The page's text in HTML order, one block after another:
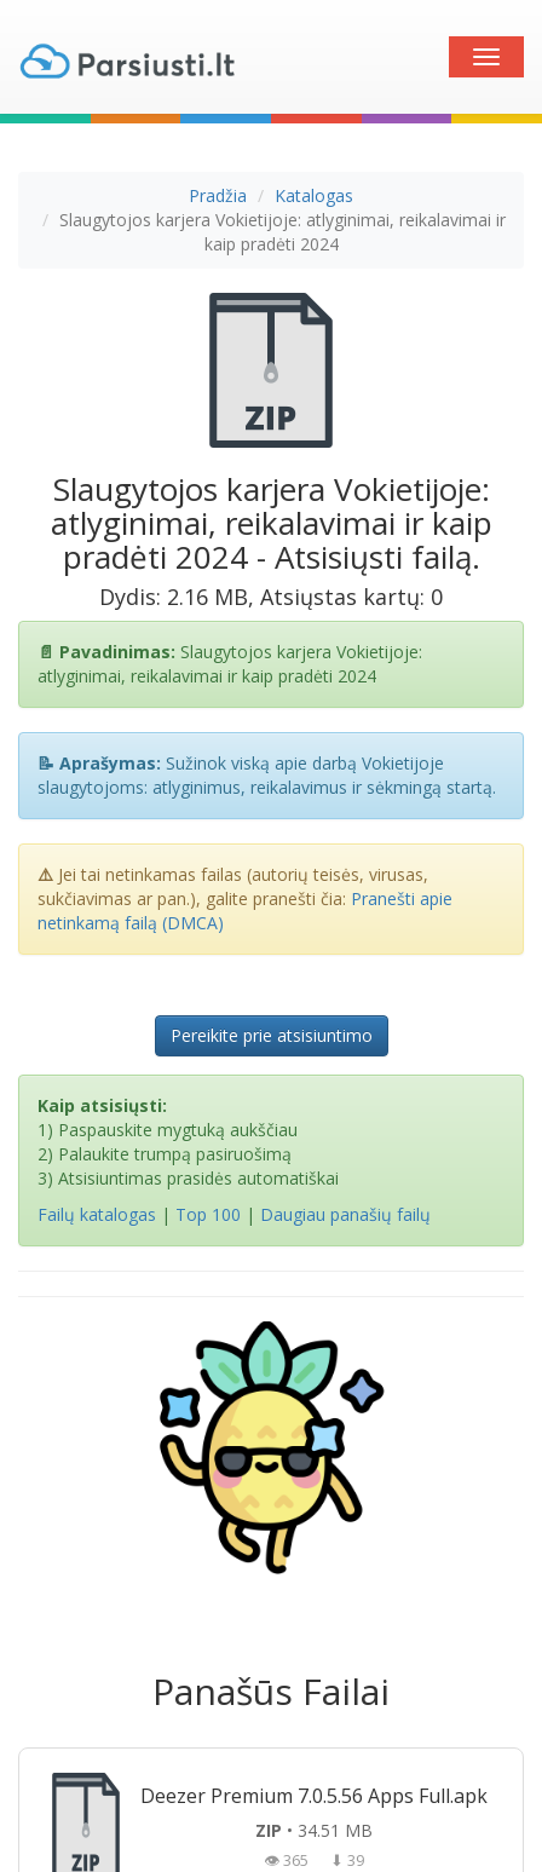
Toggle
Pradžia
Katalogas
Slaugytojos karjera Vokietijoje: atlyginimai, reikalavimai ir
kaip pradėti 2024
Slaugytojos karjera Vokietijoje:
atlyginimai, reikalavimai ir kaip
pradėti 2024 - Atsisiųsti failą.
Dydis: 2.16 MB, Atsiųstas kartų: 0
📄 Pavadinimas: Slaugytojos karjera Vokietijoje:
atlyginimai, reikalavimai ir kaip pradėti 2024
📝 Aprašymas: Sužinok viską apie darbą Vokietijoje
slaugytojoms: atlyginimus, reikalavimus ir sėkmingą startą.
⚠️ Jei tai netinkamas failas (autorių teisės, virusas,
sukčiavimas ar pan.), galite pranešti čia: Pranešti apie
netinkamą failą (DMCA)
Pereikite prie atsisiuntimo
Kaip atsisiųsti:
1) Paspauskite mygtuką aukščiau
2) Palaukite trumpą pasiruošimą
3) Atsisiuntimas prasidės automatiškai
Failų katalogas | Top 100 | Daugiau panašių failų
Panašūs Failai
Deezer Premium 7.0.5.56 Apps Full.apk
ZIP • 34.51 MB
👁 365 ⬇ 39